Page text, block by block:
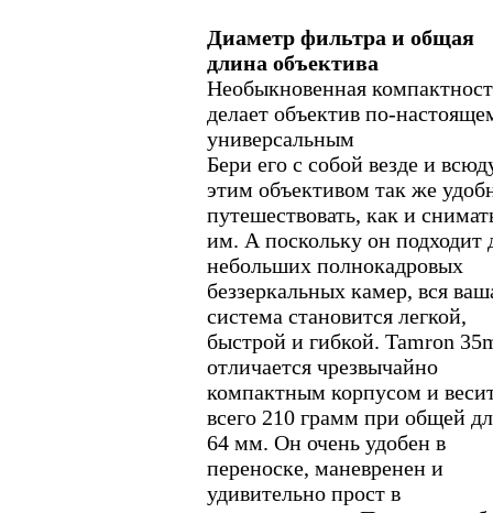
Диаметр фильтра и общая
длина объектива
Необыкновенная
делает объектив по-
универсальным
Бери его с собой везде и
этим объективом так же
путешествовать, как и
им. А поскольку он подходит
небольших полнокадровых
беззеркальных камер, вся
система становится легкой,
быстрой и гибкой. Tamron
отличается чрезвычайно
компактным корпусом и
всего 210 грамм при общей
64 мм. Он очень удобен в
переноске, маневренен и
удивительно прост в